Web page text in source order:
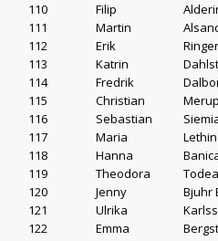
110
Filip
111
Martin
112
Erik
113
Katrin
114
Fredrik
115
Christian Merup
116
Sebastian
117
Maria Lethin
118
Hanna
119
Theodora Todea
120
Jenny Bjuhr
121
Ulrika
122
Emma